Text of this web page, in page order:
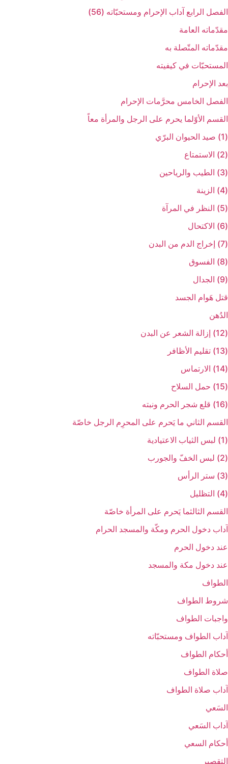
الفصل الرابع ‏آداب الإحرام ومستحبّاته (56)
مقدّماته العامة
مقدّماته المتّصلة به‏
المستحبّات في كيفيته‏
بعد الإحرام‏
الفصل الخامس‏ محرَّمات الإحرام‏
القسم الأوّل‏ما يحرم على الرجل والمرأة معاً
(1) صيد الحيوان البرّي‏
(2) الاستمتاع‏
(3) الطيب والرياحين‏
(4) الزينة
(5) النظر في المرآة
(6) الاكتحال‏
(7) إخراج الدم من البدن‏
(8) الفسوق‏
(9) الجدال‏
قتل هَوام الجسد
الدُهن‏
(12) إزالة الشعر عن البدن‏
(13) تقليم الأظافر
(14) الارتماس‏
(15) حمل السلاح‏
(16) قلع شجر الحرم ونبته‏
القسم الثاني ‏ما يَحرم على المحرِم الرجل خاصّة
(1) لبس الثياب الاعتيادية
(2) لبس الخفّ والجورب‏
(3) ستر الرأس‏
(4) التظليل‏
القسم الثالث‏ما يَحرم على المرأة خاصّة
آداب دخول الحرم ومكّة والمسجد الحرام‏
عند دخول الحرم‏
عند دخول مكة والمسجد
الطواف‏
شروط الطواف‏
واجبات الطواف‏
آداب الطواف ومستحبّاته‏
أحكام الطواف‏
صلاة الطواف‏
آداب صلاة الطواف‏
السَعي‏
آداب السَعي‏
أحكام السعي‏
التقصير